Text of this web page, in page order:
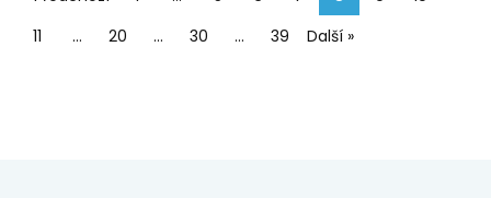
11
… 20 … 30 … 39 Další »